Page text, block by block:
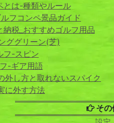
とは-種類やルール
フコンペ景品ガイド
納税_おすすめゴルフ用品
ググリーン(芝)
フ-スピン
-ギア用語
外し方と取れないスパイク
に外す方法
その